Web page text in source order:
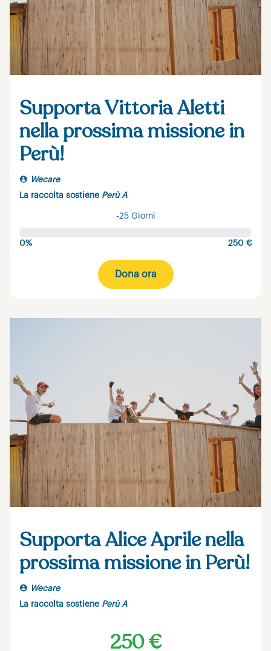
Supporta Vittoria Aletti
nella prossima missione in
Perù!
Wecare
La raccolta sostiene Perù A
-25 Giorni
0% 250 €
Dona ora
Supporta Alice Aprile nella
prossima missione in Perù!
Wecare
La raccolta sostiene Perù A
250 €